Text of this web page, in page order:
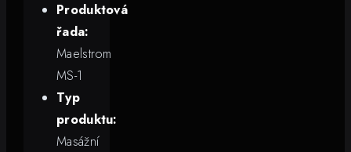
Produktová
řada:
Maelstrom
MS-1
Typ
produktu:
Masážní